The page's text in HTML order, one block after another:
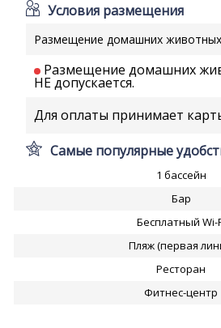
Условия размещения
Размещение домашних животных
Размещение домашних
НЕ допускается.
Для оплаты принимает
Самые популярные
1 бассейн
Бар
Бесплатный Wi-
Пляж (первая
Ресторан
Фитнес-центр